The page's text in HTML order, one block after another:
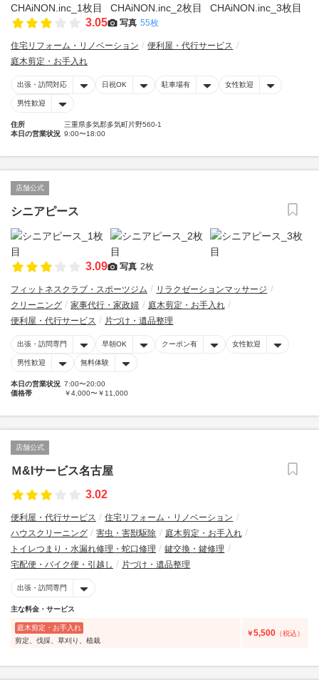
3.05 写真 55枚
住宅リフォーム・リノベーション
便利屋・代行サービス
庭木剪定・お手入れ
出張・訪問対応 日祝OK 駐車場有 女性歓迎
男性歓迎
住所
三重県多気郡多気町片野560-1
本日の営業状況 9:00〜18:00
店舗公式
シニアピース
3.09 写真 2枚
フィットネスクラブ・スポーツジム
リラクゼーションマッサージ
クリーニング
家事代行・家政婦
庭木剪定・お手入れ
便利屋・代行サービス
片づけ・遺品整理
出張・訪問専門 早朝OK クーポン有 女性歓迎
男性歓迎 無料体験
本日の営業状況 7:00〜20:00
価格帯
￥4,000〜￥11,000
店舗公式
Ｍ&Iサービス名古屋
3.02
便利屋・代行サービス
住宅リフォーム・リノベーション
ハウスクリーニング
害虫・害獣駆除
庭木剪定・お手入れ
トイレつまり・水漏れ修理・蛇口修理
鍵交換・鍵修理
宅配便・バイク便・引越し
片づけ・遺品整理
出張・訪問専門
主な料金・サービス
庭木剪定・お手入れ
剪定、伐採、草刈り、植栽
￥5,500 （税込）